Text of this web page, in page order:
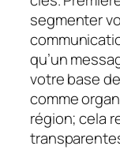
segmenter
qu’un
votre base
comme
région; cela